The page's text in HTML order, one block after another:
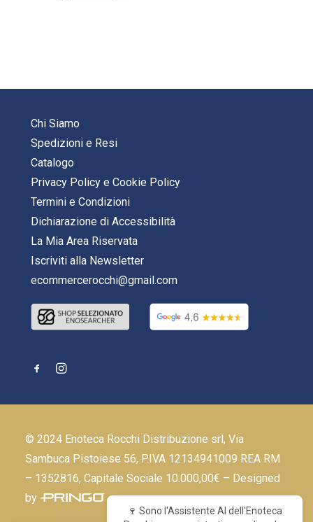
Chi Siamo
Spedizioni e Resi
Catalogo
Privacy Policy e Cookie Policy
Termini e Condizioni
Dichiarazione di Accessibilità
La Mia Area Riservata
Iscriviti alla Newsletter
ecommercerocchi@gmail.com
© 2024 Enoteca Rocchi Distribuzione srl, Via
Sambuca Pistoiese 56, P.IVA 12134941009 REA RM
– 1352816, Capitale Sociale 10.000,00€ – Designed
by
🍷 Sono l'Assistente AI dell'Enoteca